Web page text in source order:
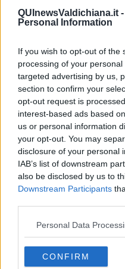
QUInewsValdichiana.it -
Personal Information
If you wish to opt-out of the
processing of your
targeted advertising by us,
section to confirm your
opt-out request is
interest-based ads based
us or personal information
your opt-out. You may
disclosure of your personal
IAB’s list of downstream
also be disclosed by us to
Downstream Participants
Personal Data
CONFIRM
Una delle maggiori istituzione
riguardano le scuole, la loro
Alcune di esse sono
nate in origine per le quali
ha condotto a conseguenze
in milonga. Ad esempio il non
figure inadatte quando la
cabeceo per l’invito, ecc., è
insegnamento. Le abitudini a
sull’apprendimento portando
ecc.
9. Seguite i codici della
I tangueri sono essere umani
caratteriali e umane ma
livello di ballo posseduto per
Scontrarsi in milonga e
riprovevole. Grazie a questi
predisposti a continuare a